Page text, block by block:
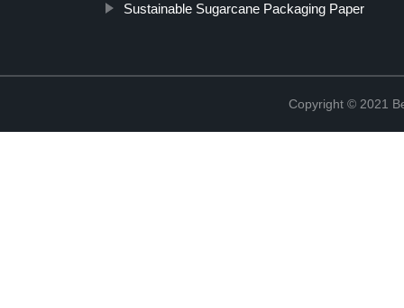
Sustainable Sugarcane Packaging Paper
Copyright © 2021